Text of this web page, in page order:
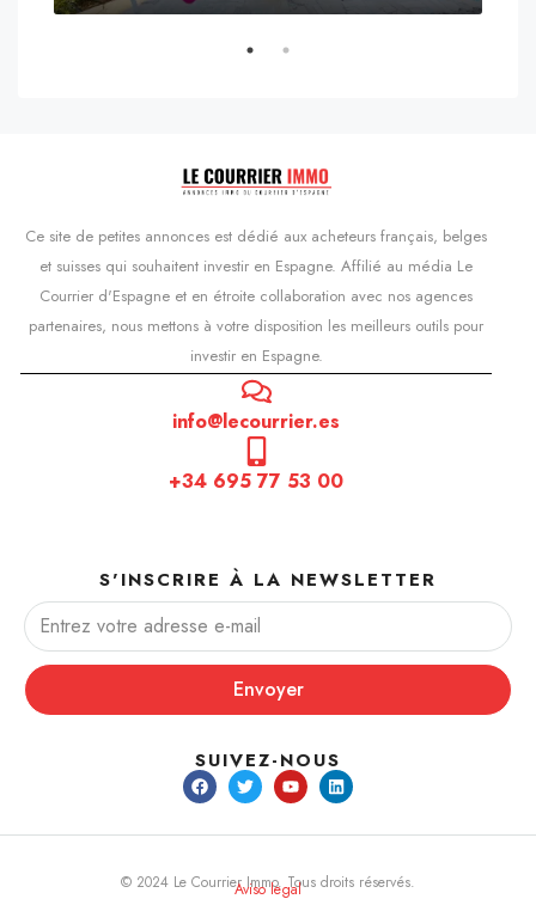
Ce site de petites annonces est dédié aux acheteurs français, belges
et suisses qui souhaitent investir en Espagne. Affilié au média Le
Courrier d'Espagne et en étroite collaboration avec nos agences
partenaires, nous mettons à votre disposition les meilleurs outils pour
investir en Espagne.
info@lecourrier.es
+34 695 77 53 00
S'INSCRIRE À LA NEWSLETTER
Envoyer
SUIVEZ-NOUS
© 2024 Le Courrier Immo. Tous droits réservés.
Aviso legal